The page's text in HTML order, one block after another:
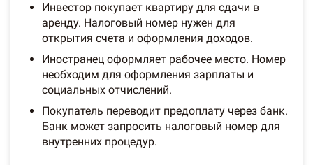
Инвестор покупает квартиру для сдачи в
аренду. Налоговый номер нужен для
открытия счета и оформления доходов.
Иностранец оформляет рабочее место. Номер
необходим для оформления зарплаты и
социальных отчислений.
Покупатель переводит предоплату через банк.
Банк может запросить налоговый номер для
внутренних процедур.